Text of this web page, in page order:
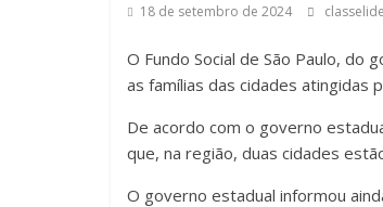
18 de setembro de 2024
O Fundo Social de São Paulo, do
as famílias das cidades atingidas
De acordo com o governo
que, na região, duas cidades
O governo estadual informou